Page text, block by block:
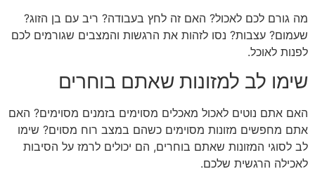
מה גורם לכם לאכול? האם זה לחץ בעבודה? ריב עם בן הזוג?
שעמום? עצבות? נסו לזהות את הרגשות והמצבים שגורמים לכם
לפנות לאוכל.
שימו לב למזונות שאתם בוחרים
האם אתם נוטים לאכול מאכלים מסוימים בזמנים מסוימים? האם
אתם מחפשים מזונות מסוימים כשהם במצב רוח מסוים? שימו
לב לסוגי המזונות שאתם בוחרים, הם יכולים לרמז על הסיבות
לאכילה הרגשית שלכם.